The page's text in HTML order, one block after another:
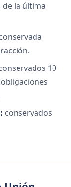
de la última
conservada
10
conservados